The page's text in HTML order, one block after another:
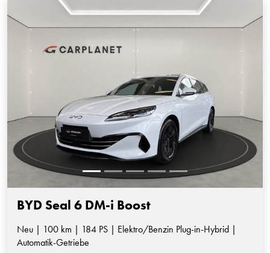
BYD Seal 6 DM-i Boost
Neu | 100 km | 184 PS | Elektro/Benzin Plug-in-Hybrid |
Automatik-Getriebe